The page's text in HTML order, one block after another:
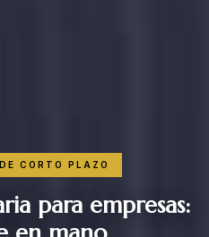
CORTO PLAZO
para empresas: